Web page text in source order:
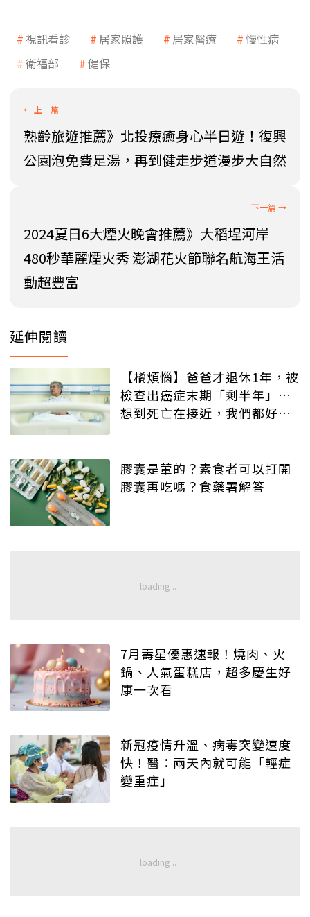
視訊看診 居家照護 居家醫療
慢性病
衛福部
健保
熟齡旅遊推薦》北投療癒身心半日遊！復興
公園泡免費足湯，再到健走步道漫步大自然
2024夏日6大煙火晚會推薦》大稻埕河岸
480秒華麗煙火秀 澎湖花火節聯名航海王活
動超豐富
延伸閱讀
【橘煩惱】爸爸才退休1年，被
檢查出癌症末期「剩半年」…
想到死亡在接近，我們都好害
膠囊是葷的？素食者可以打開
膠囊再吃嗎？食藥署解答
7月壽星優惠速報！燒肉、火
鍋、人氣蛋糕店，超多慶生好
康一次看
新冠疫情升溫、病毒突變速度
快！醫：兩天內就可能「輕症
變重症」